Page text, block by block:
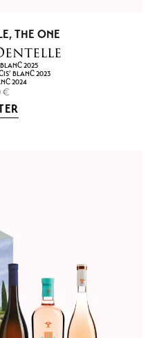
, THE ONE
2025
BLANC 2023
2024
€